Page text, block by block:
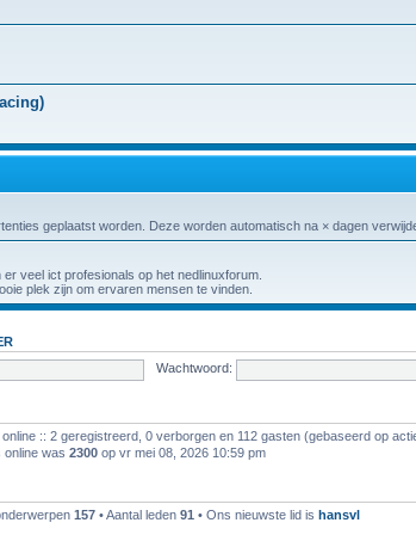
geplaatst worden. Deze worden automatisch na × dagen
veel ict profesionals op het nedlinuxforum.
plek zijn om ervaren mensen te vinden.
Wachtwoord:
:: 2 geregistreerd, 0 verborgen en 112 gasten (gebaseerd op
online was 2300 op vr mei 08, 2026 10:59 pm
157 • Aantal leden 91 • Ons nieuwste lid is hansvl